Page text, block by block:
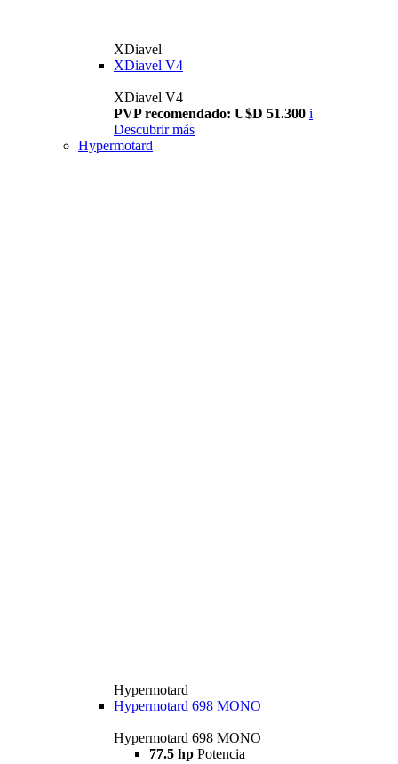
XDiavel
XDiavel V4
XDiavel V4
PVP recomendado: U$D 51.300 i
Descubrir más
Hypermotard
Hypermotard
Hypermotard 698 MONO
Hypermotard 698 MONO
77.5 hp Potencia